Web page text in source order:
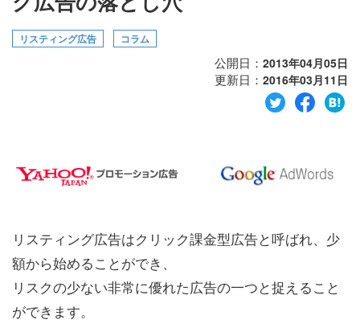
初めて導入をお考えの方
代理店の乗り換えをお考えの方
お問い合わせ
リスティング広告 コラム
公開日： 2013年04月05日
更新日： 2016年03月11日
リスティング広告はクリック課金型広告と呼ばれ、少
額から始めることができ、
リスクの少ない非常に優れた広告の一つと捉えること
ができます。